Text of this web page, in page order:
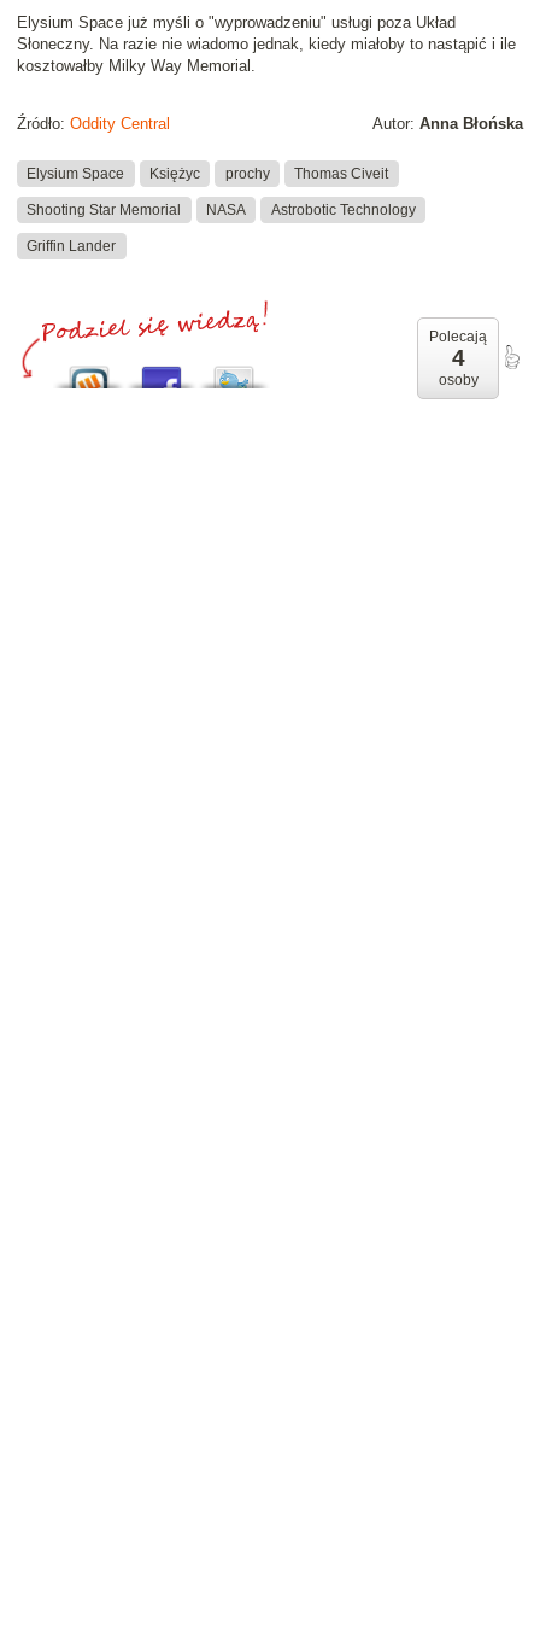
Elysium Space już myśli o "wyprowadzeniu" usługi poza Układ
Słoneczny. Na razie nie wiadomo jednak, kiedy miałoby to nastąpić i ile
kosztowałby Milky Way Memorial.
Autor: Anna Błońska
Źródło: Oddity Central
Elysium Space Księżyc prochy Thomas Civeit
Shooting Star Memorial NASA Astrobotic Technology
Griffin Lander
Polecają
4
osoby